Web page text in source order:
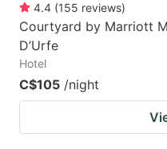
4.4 (155 reviews)
Courtyard by Marriott
D’Urfe
Hotel
C$105 /night